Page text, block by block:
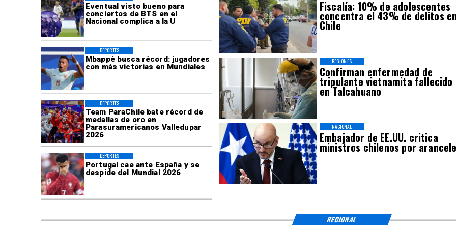
Eventual visto bueno para
conciertos de BTS en el
Nacional complica a la U
Mbappé busca récord: jugadores
con más victorias en Mundiales
DEPORTES
Team ParaChile bate récord de
medallas de oro en
Parasuramericanos Valledupar
2026
DEPORTES
Portugal cae ante España y se
despide del Mundial 2026
DEPORTES
Fiscalía: 10% de adolescentes
concentra el 43% de delitos
Chile
Confirman enfermedad de
tripulante vietnamita fallecido
en Talcahuano
REGIONES
Embajador de EE.UU. critica
ministros chilenos por
NACIONAL
REGIONAL